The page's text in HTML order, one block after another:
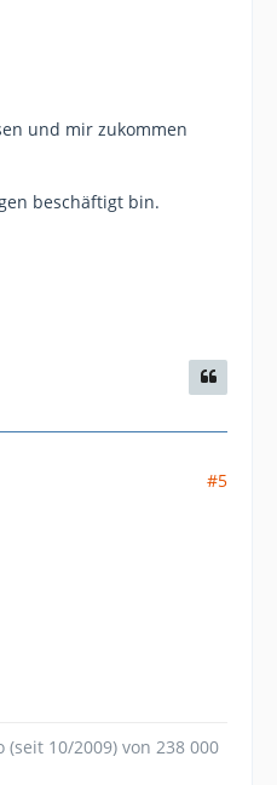
und mir zukommen
beschäftigt bin.
#5
(seit 10/2009) von 238 000